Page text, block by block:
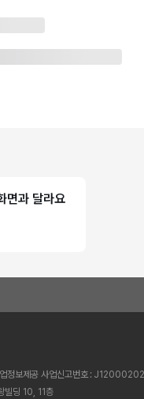
면과 달라요
정보제공 사업신고번호
빌딩 10, 11층